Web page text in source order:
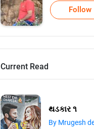
Follow
Current Read
થડકાર ૧
By Mrugesh